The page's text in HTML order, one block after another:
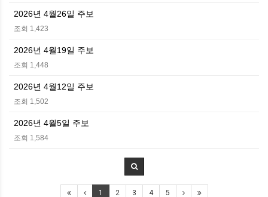
2026년 4월26일 주보
조회 1,423
2026년 4월19일 주보
조회 1,448
2026년 4월12일 주보
조회 1,502
2026년 4월5일 주보
조회 1,584
1 2 3 4 5